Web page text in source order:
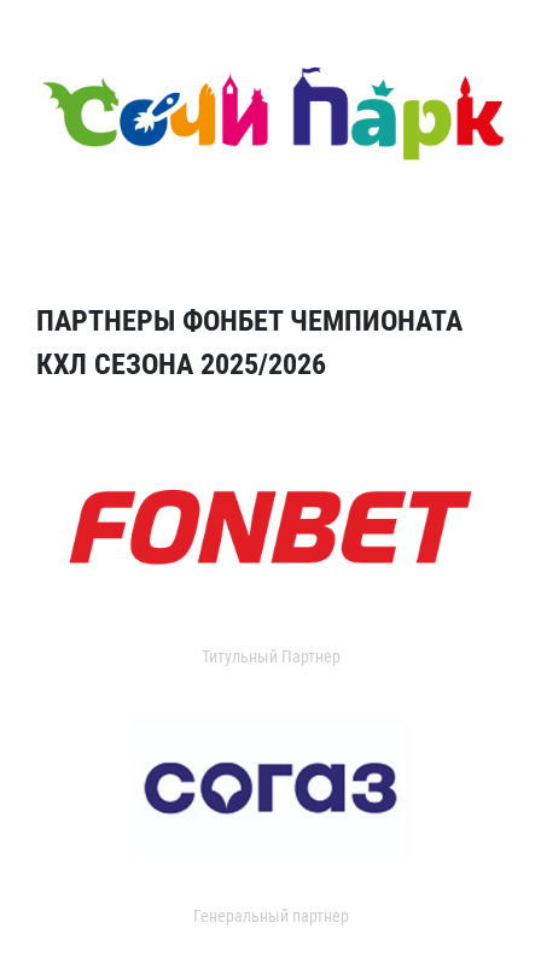
ПАРТНЕРЫ ФОНБЕТ ЧЕМПИОНАТА
КХЛ СЕЗОНА 2025/2026
Титульный Партнер
Генеральный партнер